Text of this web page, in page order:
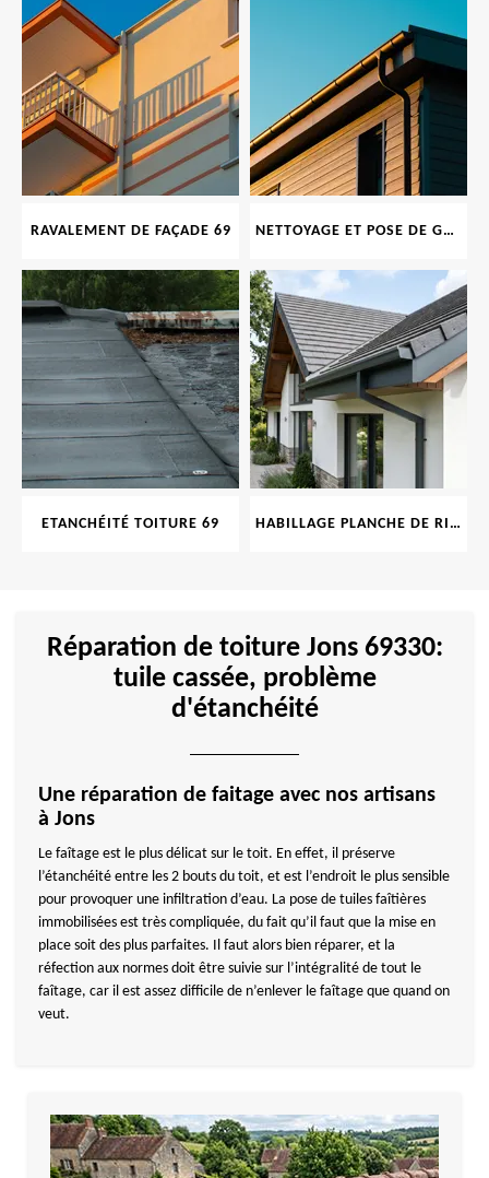
RAVALEMENT DE FAÇADE 69 NETTOYAGE ET POSE DE GOUTTIÈRE 69
ETANCHÉITÉ TOITURE 69 HABILLAGE PLANCHE DE RIVE 69
Réparation de toiture Jons 69330:
tuile cassée, problème
d'étanchéité
Une réparation de faitage avec nos artisans
à Jons
Le faîtage est le plus délicat sur le toit. En effet, il préserve
l’étanchéité entre les 2 bouts du toit, et est l’endroit le plus sensible
pour provoquer une infiltration d’eau. La pose de tuiles faîtières
immobilisées est très compliquée, du fait qu’il faut que la mise en
place soit des plus parfaites. Il faut alors bien réparer, et la
réfection aux normes doit être suivie sur l’intégralité de tout le
faîtage, car il est assez difficile de n’enlever le faîtage que quand on
veut.